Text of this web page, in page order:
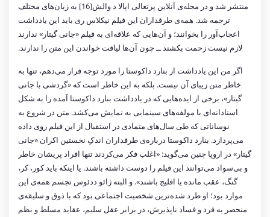
منتشر شد و در مجله‌ی آنلاین پرتغالی اپالا د والش[16] به زبان‌های مختلف
ترجمه شد. همه‌ی طرفداران این فیلم نیکلاس ری باید این یادداشت
اعجاب‌آور را بخوانند؛ و آن‌هایی که علاقه‌ای به فیلم «جانی گیتار» ندارند
لازم نیست زحمت بکشند ــ چون آن‌ها لیاقت خواندن این متن را ندارند.
اگر من این یادداشت از بنارد داکوستا را مورد توجه قرار می‌دهم، تنها به
خاطر متن زیبای آن نیست. بلکه به این خاطر است که «گردشی با جانی
گیتار»، برخی از ایده‌هایی که در یادداشت بنارد داکوستا آمده را به شکل
استادانه‌ای با مولفه‌های سینمایی به نمایش می‌کشد. متن در شروع به
نوساناتی که طی سال‌های متمادی در استقبال از این فیلم روی داده
می‌پردازد. بنارد داکوستا درباره‌ی طرفداران اندکِ نخستین اکران «جانی
گیتار» در اروپا چنین می‌گوید: «اغلب فکر می‌کردند تنها افراد پریشان خاطر
و بی‌سواد می‌توانند این فیلم را دوست داشته باشند. یا اینکه باید کور، کر،
گنگ، عقب مانده یا افلیج باشند». و البته ژائو ددئوس تجسم همه‌ی این
موارد بود؛ او طرد شده‌ترین شخصیت اجتماعی بود که با ذوق و سلیقه‌ی
منحصر به فرد و فساد ناپذیرش، در برابر عقل سلیم، عقاید مسلط و نظم